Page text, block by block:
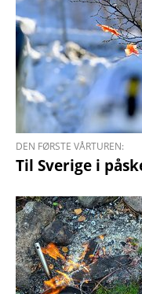
DEN FØRSTE VÅRTUREN:
Til Sverige i